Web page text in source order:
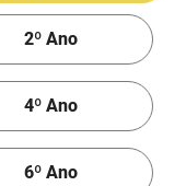
2º Ano
4º Ano
6º Ano